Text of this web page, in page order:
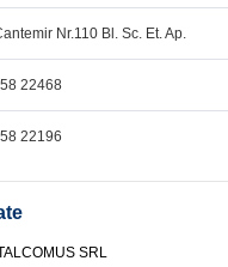
Nr.110 Bl. Sc. Et. Ap.
22468
22196
SRL